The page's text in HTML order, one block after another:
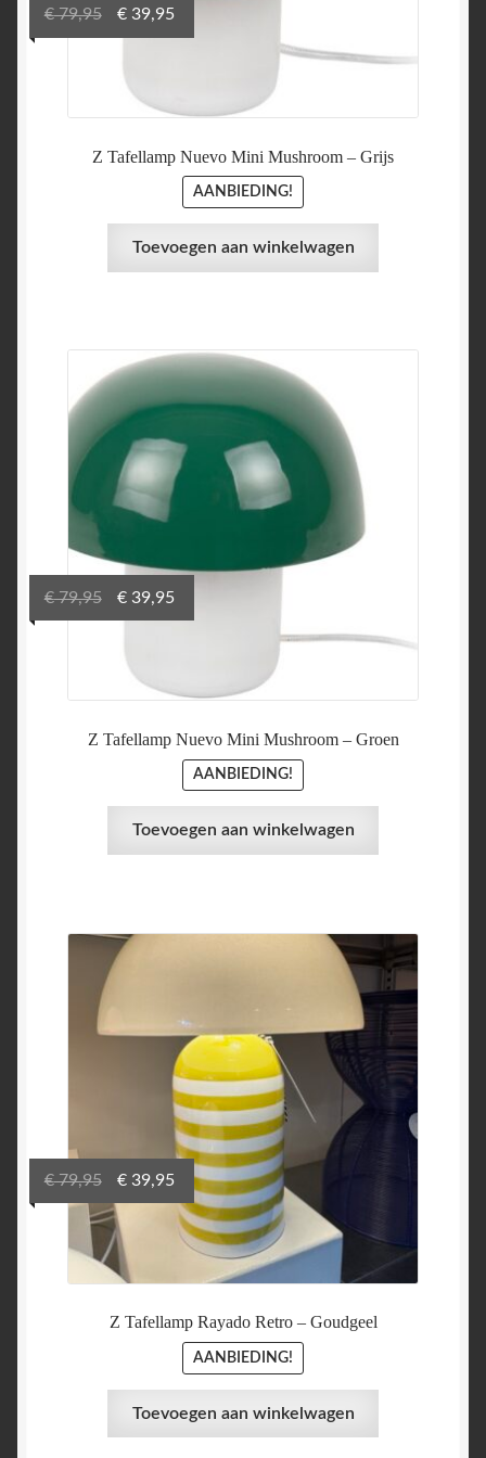
Z Tafellamp Nuevo Mini Mushroom – Grijs
AANBIEDING!
€79,95
Oorspronkelijke
prijs
€ 79,95.
€39,95Huidige
prijs
Toevoegen aan winkelwagen
Z Tafellamp Nuevo Mini Mushroom – Groen
AANBIEDING!
€79,95
Oorspronkelijke
prijs
€ 79,95.
€39,95Huidige
prijs
Toevoegen aan winkelwagen
Z Tafellamp Rayado Retro – Goudgeel
AANBIEDING!
€79,95
Oorspronkelijke
prijs
was:
€ 79,95.
€39,95Huidige
prijs
is:
€ 39,95.
Toevoegen aan winkelwagen